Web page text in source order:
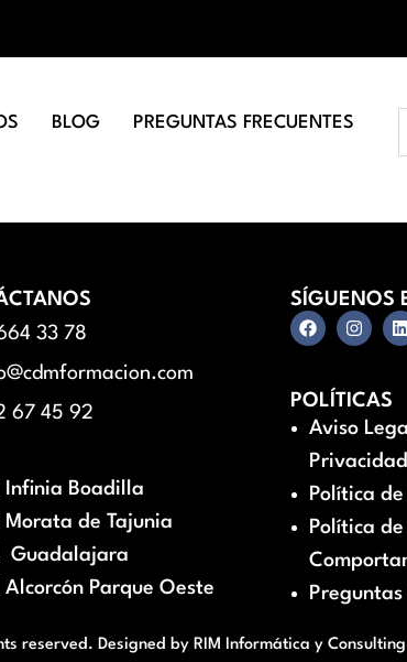
BLOG
PREGUNTAS FRECUENTES
33 78
67 45 92
Infinia Boadilla
Morata de Tajunia
Guadalajara
Alcorcón Parque Oeste
SÍGUENOS
POLÍTICAS
Aviso
Privacidad
Política
Política
reserved. Designed by RIM Informática y